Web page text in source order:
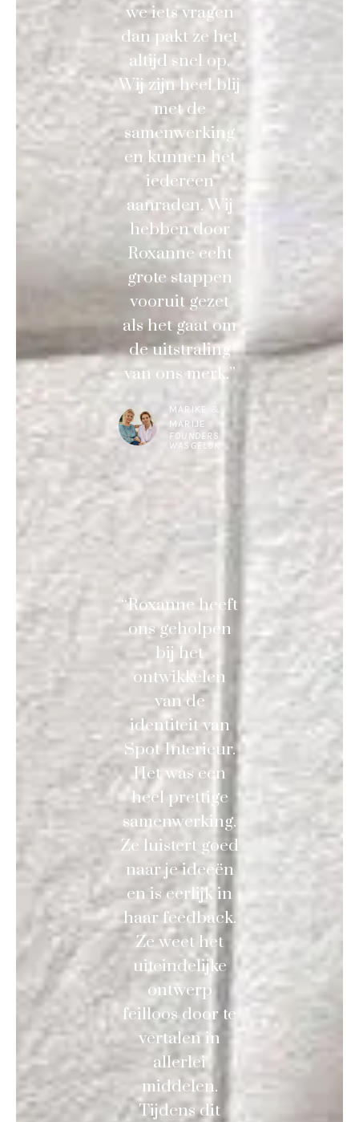
we iets vragen
dan pakt ze het
altijd snel op.
Wij zijn heel blij
met de
samenwerking
en kunnen het
iedereen
aanraden. Wij
hebben door
Roxanne echt
grote stappen
vooruit gezet
als het gaat om
de uitstraling
van ons merk.”
MARIKE &
MARIJE
FOUNDERS
WASGELUK
“Roxanne heeft
ons geholpen
bij het
ontwikkelen
van de
identiteit van
Spot Interieur.
Het was een
heel prettige
samenwerking.
Ze luistert goed
naar je ideeën
en is eerlijk in
haar feedback.
Ze weet het
uiteindelijke
ontwerp
feilloos door te
vertalen in
allerlei
middelen.
Tijdens dit